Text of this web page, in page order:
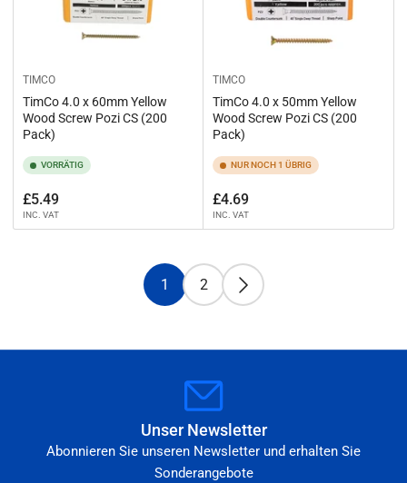
TIMCO
TimCo 4.0 x 60mm Yellow
Wood Screw Pozi CS (200
Pack)
VORRÄTIG
Normaler
Preis
£5.49
INC. VAT
TIMCO
TimCo 4.0 x 50mm Yellow
Wood Screw Pozi CS (200
Pack)
NUR NOCH 1 ÜBRIG
Normaler
Preis
£4.69
INC. VAT
1 2
Unser Newsletter
Abonnieren Sie unseren Newsletter und erhalten Sie
Sonderangebote